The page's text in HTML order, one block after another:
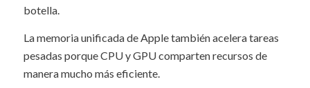
botella.
La memoria unificada de Apple también acelera tareas
pesadas porque CPU y GPU comparten recursos de
manera mucho más eficiente.